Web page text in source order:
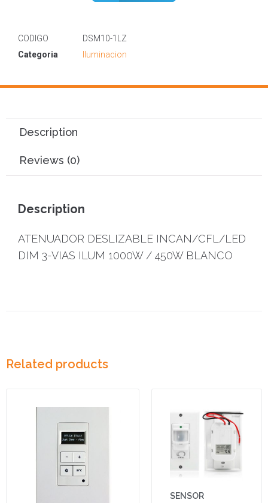
CODIGO
DSM10-1LZ
Categoria
Iluminacion
Description
Reviews (0)
Description
ATENUADOR DESLIZABLE INCAN/CFL/LED
DIM 3-VIAS ILUM 1000W / 450W BLANCO
Related products
SENSOR